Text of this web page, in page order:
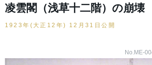
凌雲閣（浅草十二階）の崩壊
1923年(大正12年) 12月31日公開
No.ME-